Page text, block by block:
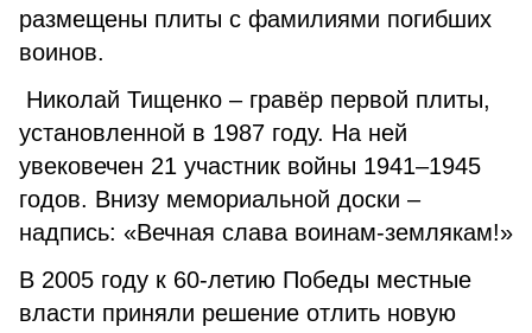
размещены плиты с фамилиями погибших
воинов.
Николай Тищенко – гравёр первой плиты,
установленной в 1987 году. На ней
увековечен 21 участник войны 1941–1945
годов. Внизу мемориальной доски –
надпись: «Вечная слава воинам-землякам!»
В 2005 году к 60-летию Победы местные
власти приняли решение отлить новую